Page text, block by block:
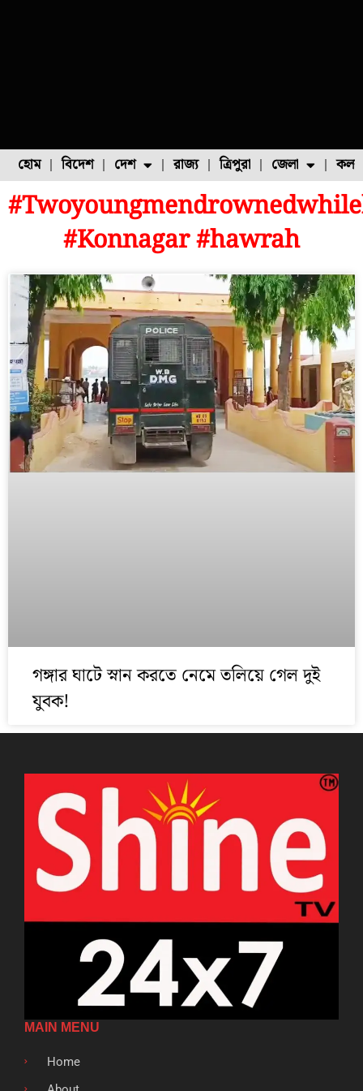
হোম বিদেশ দেশ
ফুল চাষ ফল চাষ মাছ চাষ পোল্ট্রি চাষ
রাজ্য ত্রিপুরা জেলা
উত্তর ২৪ পরগনা
#Konnagar #hawrah
গঙ্গার ঘাটে স্নান করতে নেমে তলিয়ে গেল দুই
যুবক!
MAIN MENU
Home